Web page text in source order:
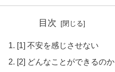
目次
[1] 不安を感じさせない
[2] どんなことができるのか